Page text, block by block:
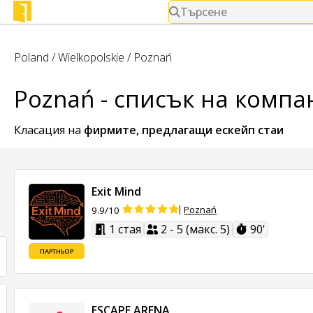
Търсене
Poland /Wielkopolskie / Poznań
Poznań - списък на
Класация на фирмите, предлагащи ескейп стаи
ПАРТНЬОР
Exit Mind
9.9/10 Poznań
1 стая 2 - 5 (макс. 5) 90'